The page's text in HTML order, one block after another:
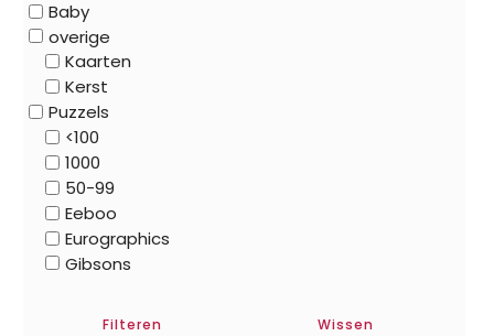
Baby
overige
Kaarten
Kerst
Puzzels
<100
1000
50-99
Eeboo
Eurographics
Gibsons
Filteren Wissen